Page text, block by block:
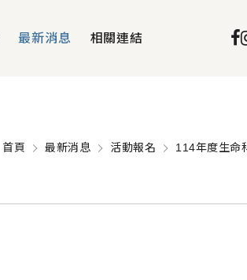
最新消息 相關連結
首頁 最新消息 活動報名 114年度生命